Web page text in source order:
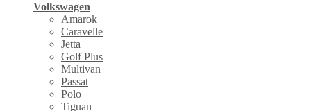
Volkswagen
Amarok
Caravelle
Jetta
Golf Plus
Multivan
Passat
Polo
Tiguan